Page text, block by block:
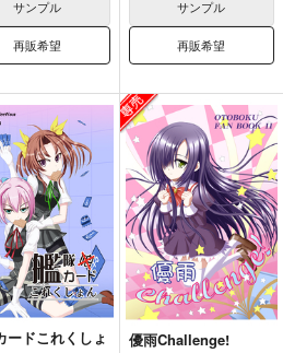
サンプル
再販希望
サンプル
再販希望
ードこれくしょ
優雨Challenge!